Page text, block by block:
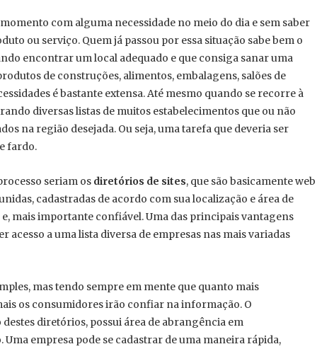
com alguma necessidade no meio do dia e sem saber
ou serviço. Quem já passou por essa situação sabe bem o
encontrar um local adequado e que consiga sanar uma
de construções, alimentos, embalagens, salões de
é bastante extensa. Até mesmo quando se recorre à
diversas listas de muitos estabelecimentos que ou não
na região desejada. Ou seja, uma tarefa que deveria ser
fardo.
seriam os diretórios de sites, que são basicamente web
cadastradas de acordo com sua localização e área de
mais importante confiável. Uma das principais vantagens
acesso a uma lista diversa de empresas nas mais variadas
mas tendo sempre em mente que quanto mais
os consumidores irão confiar na informação. O
diretórios, possui área de abrangência em
empresa pode se cadastrar de uma maneira rápida,